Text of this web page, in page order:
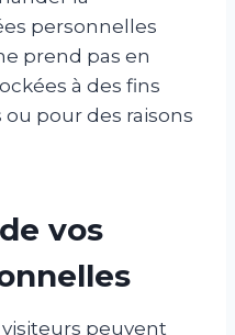
personnelles
prend pas en
à des fins
pour des raisons
vos
peuvent